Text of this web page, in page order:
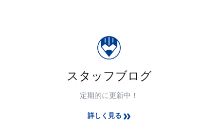
スタッフブログ
定期的に更新中！
詳しく見る